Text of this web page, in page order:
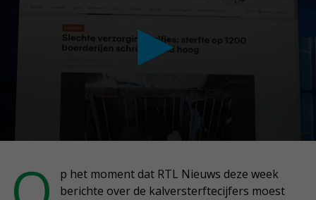
p het moment dat RTL Nieuws deze week
berichte over de kalversterftecijfers moest